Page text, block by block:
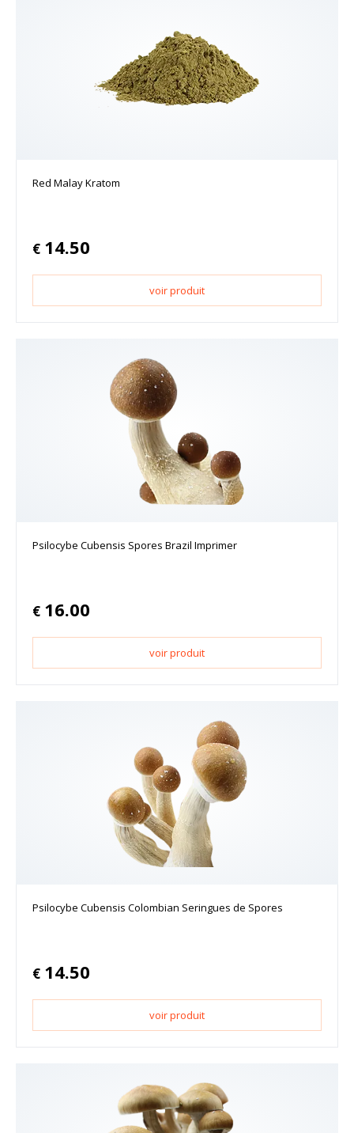
Red Malay Kratom
€ 14.50
voir produit
Psilocybe Cubensis Spores Brazil Imprimer
€ 16.00
voir produit
Psilocybe Cubensis Colombian Seringues de Spores
€ 14.50
voir produit